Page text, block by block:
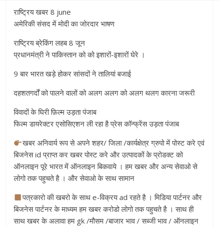
राष्ट्रिय खबर 8 june
अमेरिकी संसद में मोदी का जोरदार भाषण
राष्ट्रिय ब्रेकिंग लहब 8 जून
प्रधानमंत्री ने पाकिस्तान को को इशारों-इशारों घेरे ।
9 बार भारत खड़े होकर सांसदों ने तालियां बजाई
दहशतगर्दों को पालने वालों को अलग अलग को अलग थलग कारना जरूरी
विवादों के घिरी फ़िल्म उड़ता पंजाब
फिल्म डायरेक्टर एसोसिएशन ली रहा है प्रेस कॉन्फ्रेंस उड़ता पंजाब
खबर अनिवार्य रूप से अपने शहर/ जिला /कार्यक्षेत्र ग्रुपो में पोस्ट करे एवं
बिजनेस id प्राप्त कर खबर पोस्ट करे और उत्पादकों के प्रोडक्ट को
ऑनलाइन पूरे भारत में ऑनलाइन बिकवाये । हम खबर और अन्य सेवाओ से
लोगो तक पहुचते है । और सेवाओ के साथ सामान
पत्रकारो की खबरो के साथ e-विक्रय ad रहते है । मिडिया पार्टनर और
बिजनेस पार्टनर के माध्यम हम खबर करोडो लोगो तक पहुचते है । साथ ही
साथ खबर के अलावा हम gk /मौसम /बाजार भाव / सब्जी भाव / ऑनलाइन